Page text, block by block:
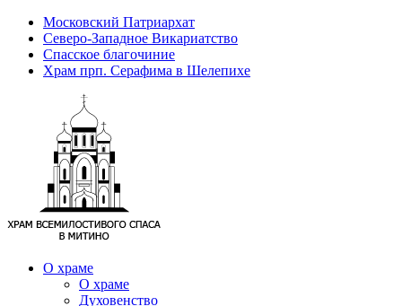
Московский Патриархат
Северо-Западное Викариатство
Спасское благочиние
Храм прп. Серафима в Шелепихе
О храме
О храме
Духовенство